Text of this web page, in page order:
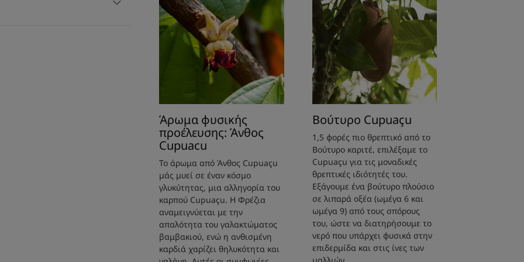
*Με 97% συστατικά φυσικής προέλευσης.
**Το δέρμα αποκτά θρέψη απολαμβάνοντας ενυδάτωση μακράς διάρκειας : +31% μετά από 21 ημέρες -
δοκιμή κερατομετρίας σε 16 άτομα για 21 ημέρες.
***Το δέρμα αποκτά εντατική θρέψη για 24 ώρες : 96% ποσοστό ικανοποίησης - δοκιμή σε 88 άτομα για 10
****Άνεση του δέρματος : 97% ποσοστό ικανοποίησης - δοκιμή σε 88 άτομα για 10 ημέρες.
Άρωμα φυσικής
προέλευσης: Άνθος
Cupuacu
Το άρωμα από Άνθος Cupuaçu
μάς μυεί σε έναν κόσμο
γλυκύτητας, μια αλληγορία του
καρπού Cupuaçu. Η Φρέζια
αναμειγνύεται με την
απαλότητα του γαλακτώματος
βαμβακιού, ενώ η ανθισμένη
καρδιά χαρίζει θηλυκότητα και
Βούτυρο Cupuaçu
1,5 φορές πιο θρεπτικό από το
Βούτυρο καριτέ, επιλέξαμε το
Cupuaçu για τις μοναδικές
θρεπτικές ιδιότητές του.
Εξάγουμε ένα βούτυρο πλούσιο
σε λιπαρά οξέα (ωμέγα 6 και
ωμέγα 9) από τους σπόρους
του, ώστε να διατηρήσουμε το
νερό που υπάρχει φυσικά στην
επιδερμίδα και στις ίνες των
μαλλιών.